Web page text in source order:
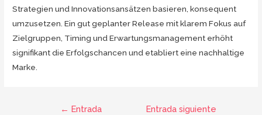
Strategien und Innovationsansätzen basieren, konsequent
umzusetzen. Ein gut geplanter Release mit klarem Fokus auf
Zielgruppen, Timing und Erwartungsmanagement erhöht
signifikant die Erfolgschancen und etabliert eine nachhaltige
Marke.
Navegación
← Entrada
Entrada siguiente